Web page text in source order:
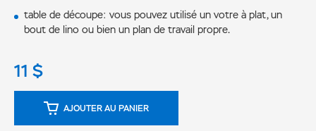
table de découpe: vous pouvez utilisé un votre à plat, un
bout de lino ou bien un plan de travail propre.
11 $
AJOUTER AU PANIER